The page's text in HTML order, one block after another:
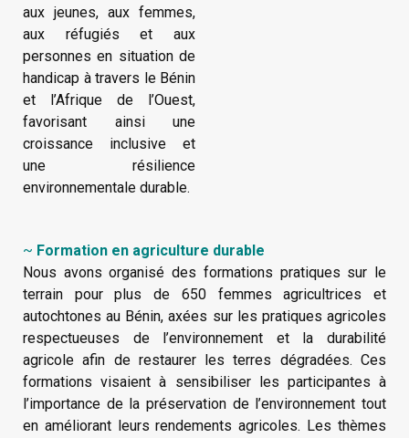
aux jeunes, aux femmes,
aux réfugiés et aux
personnes en situation de
handicap à travers le Bénin
et l’Afrique de l’Ouest,
favorisant ainsi une
croissance inclusive et
une résilience
environnementale durable.
~ Formation en agriculture durable
Nous avons organisé des formations pratiques sur le
terrain pour plus de 650 femmes agricultrices et
autochtones au Bénin, axées sur les pratiques agricoles
respectueuses de l’environnement et la durabilité
agricole afin de restaurer les terres dégradées. Ces
formations visaient à sensibiliser les participantes à
l’importance de la préservation de l’environnement tout
en améliorant leurs rendements agricoles. Les thèmes